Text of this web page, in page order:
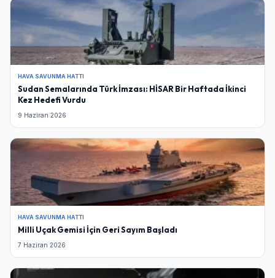
HAVA SAVUNMA HATTI
Sudan Semalarında Türk İmzası: HİSAR Bir Haftada İkinci
Kez Hedefi Vurdu
9 Haziran 2026
HAVA SAVUNMA HATTI
Milli Uçak Gemisi İçin Geri Sayım Başladı
7 Haziran 2026